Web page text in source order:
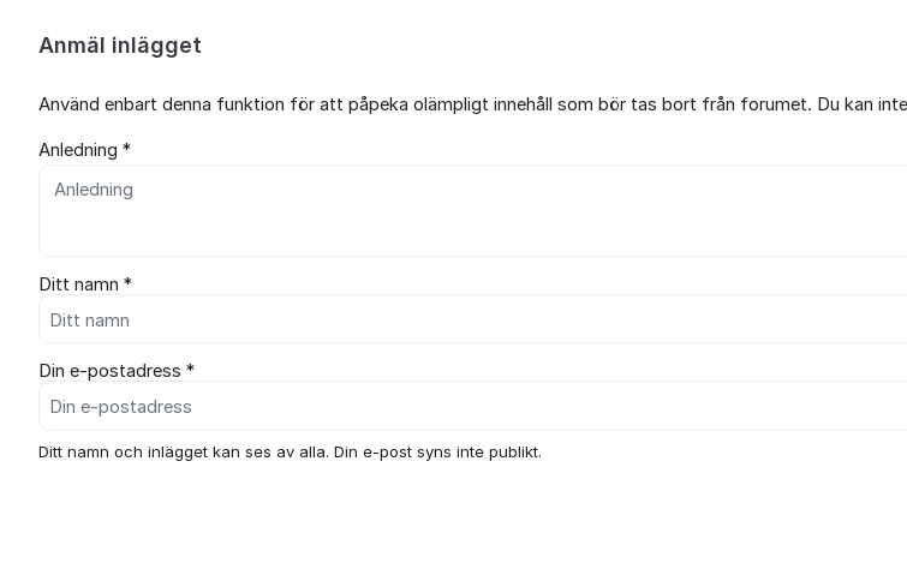
Anmäl inlägget
Använd enbart denna funktion för att påpeka olämpligt innehåll som bör tas bort från forumet. Du kan
Anledning *
Ditt namn *
Din e-postadress *
Ditt namn och inlägget kan ses av alla. Din e-post syns inte publikt.